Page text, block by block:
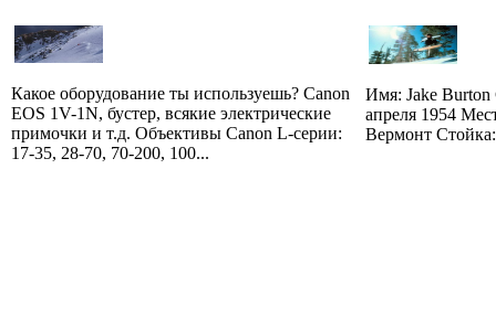
Какое оборудование ты используешь? Canon
EOS 1V-1N, бустер, всякие электрические
примочки и т.д. Объективы Canon L-серии:
17-35, 28-70, 70-200, 100...
Имя: Jake Burton
апреля 1954
Вермонт Стойка: